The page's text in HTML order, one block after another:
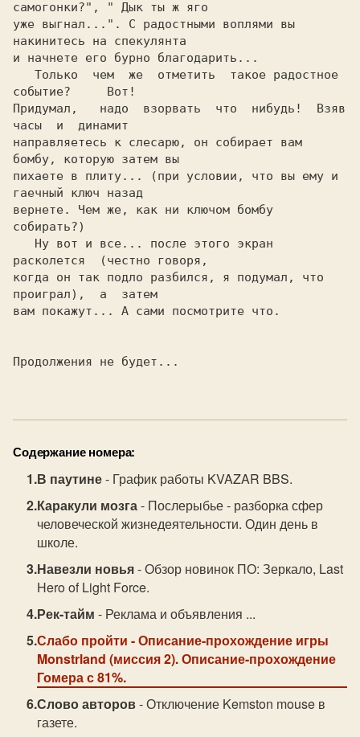
самогонки?", " Дык ты ж яго
уже выгнал...". С радостными воплями вы
накинитесь на спекулянта
и начнете его бурно благодарить...
событие?     Вот!
часы
  и
динамит
направляетесь к слесарю, он собирает вам
бомбу, которую затем вы
пихаете в плиту... (при условии, что вы ему и
гаечный ключ назад
вернете. Чем же, как ни ключом бомбу
собирать?)
расколется  (честно говоря,
когда он так подло разбился, я подумал, что
проиграл),  а  затем
вам покажут... А сами посмотрите что.
Продолжения не будет...
Содержание номера:
В паутине- График работы KVAZAR BBS.
Каракули мозга- Послерыбье - разборка сфер
человеческой жизнедеятельности. Один день в
школе.
Навезли новья- Обзор новинок ПО: Зеркало, Last
Hero of Light Force.
Рек-тайм - Реклама и объявления ...
Слабо пройти - Описание-прохождение игры
Monstrland (миссия 2). Описание-прохождение
Гомера с 81%.
Слово авторов- Отключение Kemston mouse в
газете.